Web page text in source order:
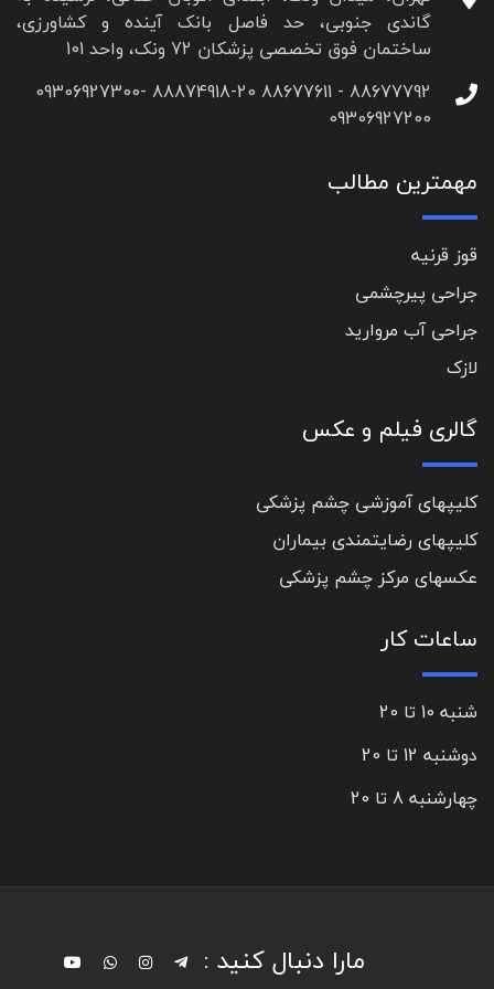
گاندی جنوبی، حد فاصل بانک آینده و کشاورزی،
ساختمان فوق تخصصی پزشکان 72 ونک، واحد 101
88677792 - 88677611 88874918-20 09306927300-
09306927200
مهمترین مطالب
قوز قرنیه
جراحی پیرچشمی
جراحی آب مروارید
لازک
گالری فیلم و عکس
کلیپهای آموزشی چشم پزشکی
کلیپهای رضایتمندی بیماران
عکسهای مرکز چشم پزشکی
ساعات کار
شنبه 10 تا 20
دوشنبه 12 تا 20
چهارشنبه 8 تا 20
مارا دنبال کنید :